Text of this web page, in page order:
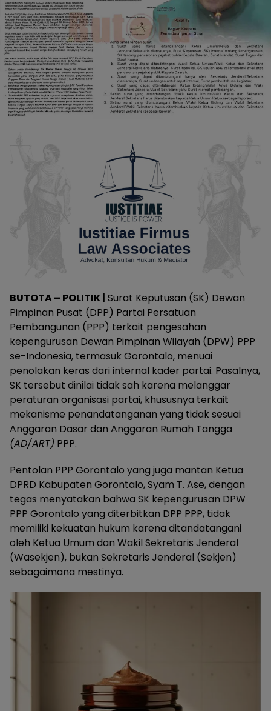
BUTOTA – POLITIK | Surat Keputusan (SK) Dewan
Pimpinan Pusat (DPP) Partai Persatuan
Pembangunan (PPP) terkait pengesahan
kepengurusan Dewan Pimpinan Wilayah (DPW) PPP
se-Indonesia, termasuk Gorontalo, menuai
penolakan keras dari internal kader partai. Pasalnya,
SK tersebut dinilai tidak sah karena melanggar
peraturan organisasi partai, khususnya terkait
mekanisme penandatanganan yang tidak sesuai
Anggaran Dasar dan Anggaran Rumah Tangga
(AD/ART) PPP.
Pentolan PPP Gorontalo yang juga mantan Ketua
DPRD Kabupaten Gorontalo, Syam T. Ase, dengan
tegas menyatakan bahwa SK kepengurusan DPW
PPP Gorontalo yang diterbitkan DPP PPP, tidak
memiliki kekuatan hukum karena ditandatangani
oleh Ketua Umum dan Wakil Sekretaris Jenderal
(Wasekjen), bukan Sekretaris Jenderal (Sekjen)
sebagaimana mestinya.